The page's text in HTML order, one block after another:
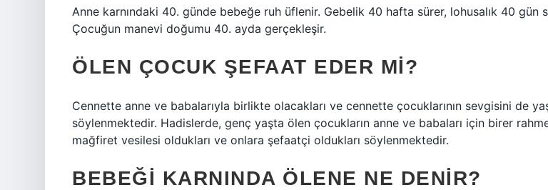
Anne karnındaki 40. günde bebeğe ruh üflenir. Gebelik 40 hafta sürer, lohusalık 40 gün
Çocuğun manevi doğumu 40. ayda gerçekleşir.
ÖLEN ÇOCUK ŞEFAAT EDER MI?
Cennette anne ve babalarıyla birlikte olacakları ve cennette çocuklarının sevgisini de
söylenmektedir. Hadislerde, genç yaşta ölen çocukların anne ve babaları için birer
mağfiret vesilesi oldukları ve onlara şefaatçi oldukları söylenmektedir.
BEBEĞI KARNINDA ÖLENE NE DENIR?